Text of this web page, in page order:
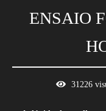
ENSAIO
31226